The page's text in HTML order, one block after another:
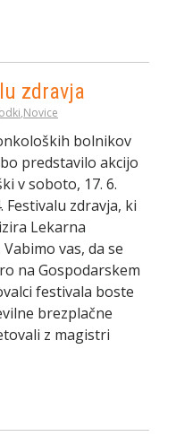
zdravja
,Novice
bolnikov
predstavilo akcijo
v soboto, 17. 6.
Festivalu zdravja, ki
Lekarna
vas, da se
na Gospodarskem
festivala boste
brezplačne
z magistri